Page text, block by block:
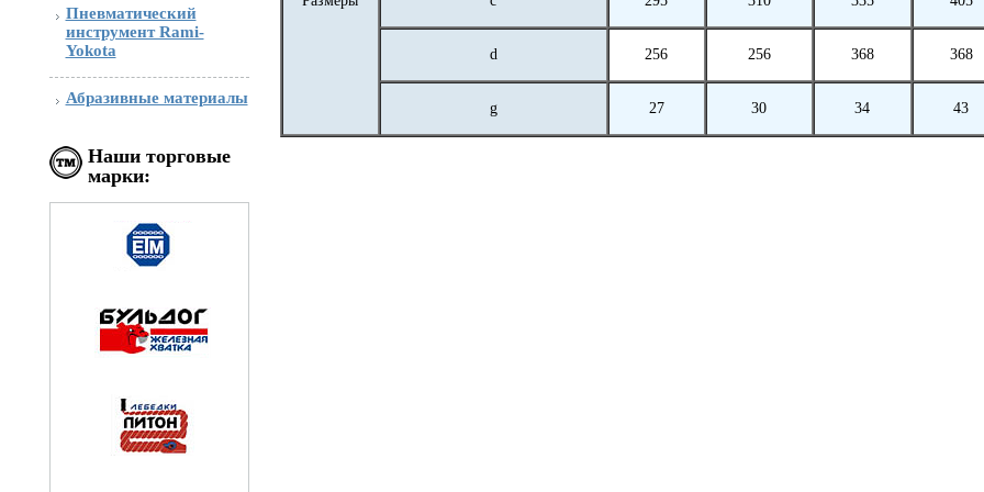
Пневматический
инструмент Rami-
Yokota
Абразивные материалы
Наши торговые
марки:
d 256 256 368 368
g 27 30 34 43